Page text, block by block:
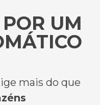
UM
mais do que